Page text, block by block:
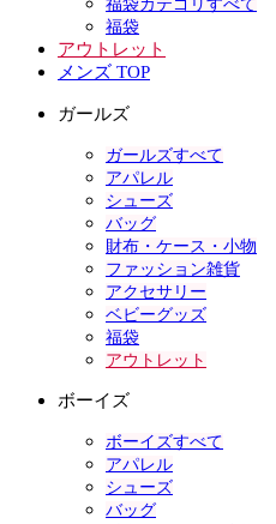
福袋カテゴリすべて
福袋
アウトレット
メンズ TOP
ガールズ
ガールズすべて
アパレル
シューズ
バッグ
財布・ケース・小物
ファッション雑貨
アクセサリー
ベビーグッズ
福袋
アウトレット
ボーイズ
ボーイズすべて
アパレル
シューズ
バッグ